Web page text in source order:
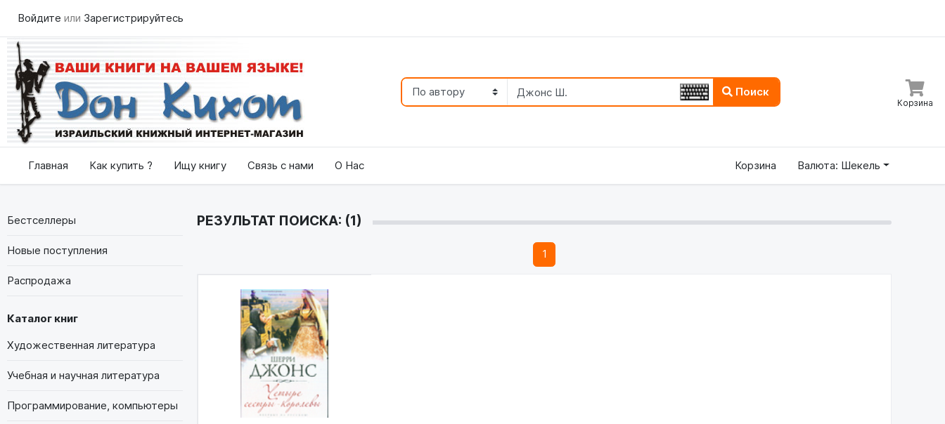
Войдите или Зарегистрируйтесь
Поиск
Корзина
Главная Как купить ? Ищу книгу Связь с нами О Нас Корзина Валюта: Шекель
Бестселлеры
Новые поступления
Распродажа
Каталог книг
Художественная литература
Учебная и научная литература
Программирование, компьютеры
РЕЗУЛЬТАТ ПОИСКА: (1)
1